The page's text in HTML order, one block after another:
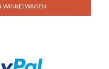
WINKELWAGEN